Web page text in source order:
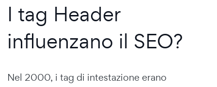
I tag Header
influenzano il SEO?
Nel 2000, i tag di intestazione erano